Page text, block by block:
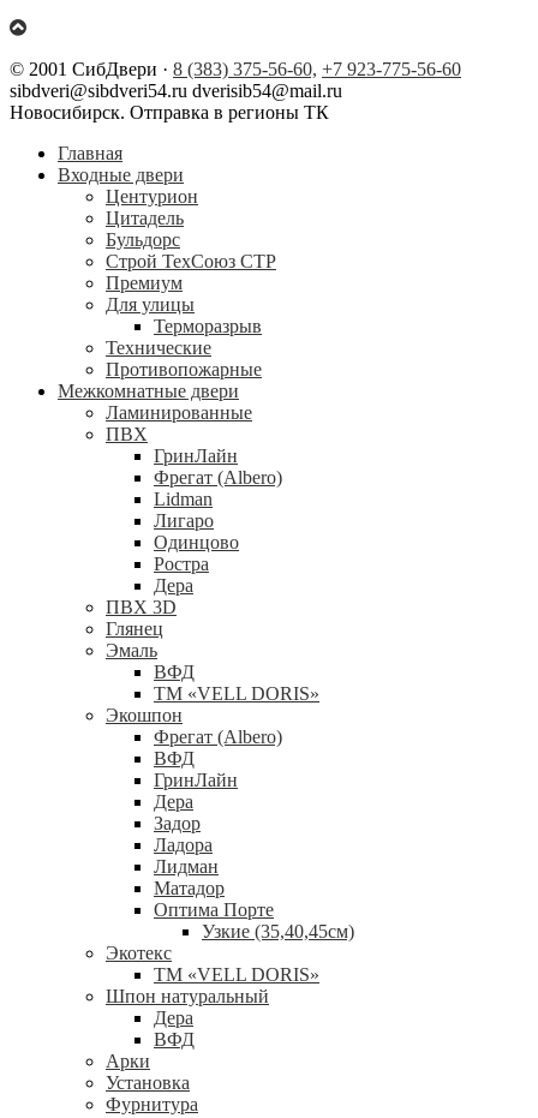
© 2001 СибДвери · 8 (383) 375-56-60, +7 923-775-56-60
sibdveri@sibdveri54.ru dverisib54@mail.ru
Новосибирск. Отправка в регионы ТК
Главная
Входные двери
Центурион
Цитадель
Бульдорс
Строй ТехСоюз СТР
Премиум
Для улицы
Терморазрыв
Технические
Противопожарные
Межкомнатные двери
Ламинированные
ПВХ
ГринЛайн
Фрегат (Albero)
Lidman
Лигаро
Одинцово
Ростра
Дера
ПВХ 3D
Глянец
Эмаль
ВФД
ТМ «VELL DORIS»
Экошпон
Фрегат (Albero)
ВФД
ГринЛайн
Дера
Задор
Ладора
Лидман
Матадор
Оптима Порте
Узкие (35,40,45см)
Экотекс
ТМ «VELL DORIS»
Шпон натуральный
Дера
ВФД
Арки
Установка
Фурнитура